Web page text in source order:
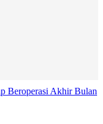
Beroperasi Akhir Bulan